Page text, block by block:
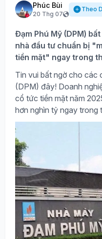
Phúc Bùi
20 Thg 07
Theo
Đạm Phú Mỹ (DPM)
nhà đầu tư chuẩn bị
tiền mặt" ngay trong
Tin vui bất ngờ cho
(DPM) đây! Doanh
cổ tức tiền mặt năm
hơn nghìn tỷ ngay trong